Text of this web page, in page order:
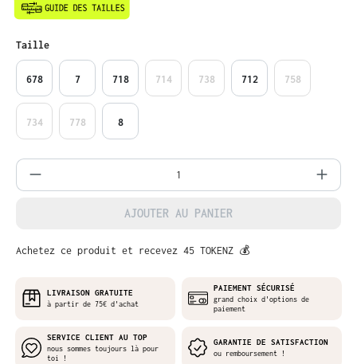
Sélectionnez
Taille
678 7 718 714 738 712 758
734 778 8
Quantité de produit : Entrez la
AJOUTER AU PANIER
Achetez ce produit et recevez 45 TOKENZ 💰
LIVRAISON GRATUITE
à partir de 75€ d'achat
PAIEMENT SÉCURISÉ
grand choix d'options de
paiement
SERVICE CLIENT AU TOP
nous sommes toujours là pour
toi !
GARANTIE DE SATISFACTION
ou remboursement !